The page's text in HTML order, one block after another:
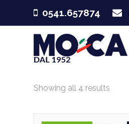
0541.657874
Showing all 4 results